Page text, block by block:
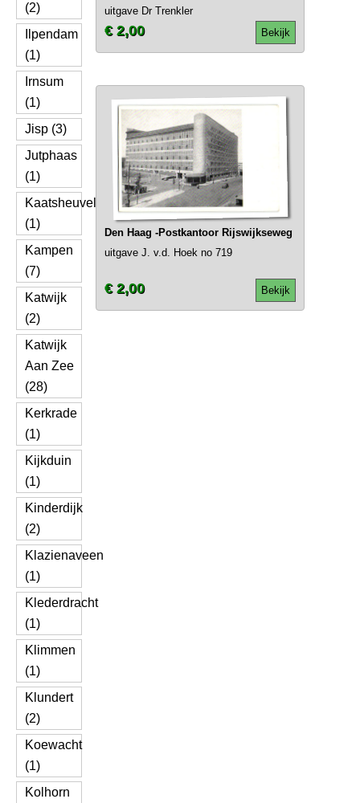
(2)
Ilpendam
(1)
Irnsum
(1)
Jisp (3)
Jutphaas
(1)
Kaatsheuvel
(1)
Kampen
(7)
Katwijk
(2)
Katwijk
Aan Zee
(28)
Kerkrade
(1)
Kijkduin
(1)
Kinderdijk
(2)
Klazienaveen
(1)
Klederdracht
(1)
Klimmen
(1)
Klundert
(2)
Koewacht
(1)
Kolhorn
uitgave Dr Trenkler
Bekijk
€ 2,00
Den Haag -Postkantoor Rijswijkseweg
uitgave J. v.d. Hoek no 719
Bekijk
€ 2,00